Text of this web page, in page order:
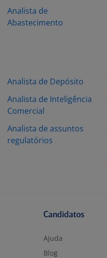
Analista de
Abastecimento
Analista de Depósito
Analista de Inteligência
Comercial
Analista de assuntos
regulatórios
Candidatos
Ajuda
Blog